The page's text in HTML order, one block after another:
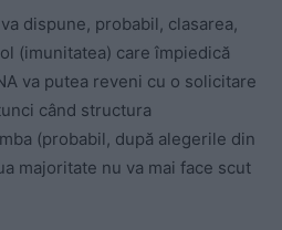
dispune, probabil, clasarea,
(imunitatea) care împiedică
va putea reveni cu o solicitare
când structura
(probabil, după alegerile din
majoritate nu va mai face scut